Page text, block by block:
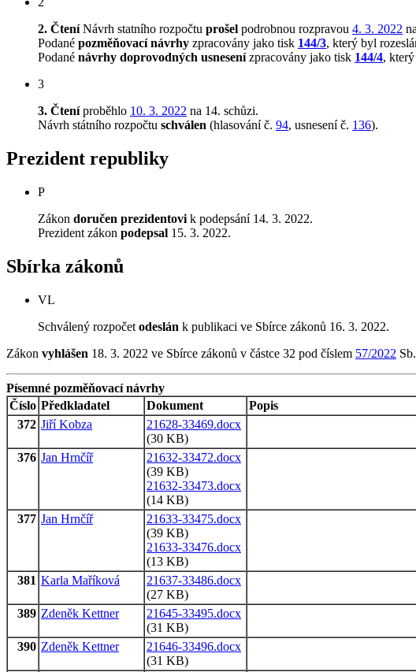
2. ČteníNávrh statního rozpočtu prošel podrobnou rozpravou 4. 3. 2022
Podané pozměňovací návrhy zpracovány jako tisk 144/3, který byl
Podané návrhy doprovodných usnesenízpracovány jako tisk 144/4,
3
3. Čteníproběhlo 10. 3. 2022 na 14. schůzi.
Návrh státního rozpočtu schválen (hlasování č. 94, usnesení č. 136).
Prezident republiky
P
Zákon doručen prezidentovi k podepsání 14. 3. 2022.
Prezident zákon podepsal 15. 3. 2022.
Sbírka zákonů
VL
Schválený rozpočet odeslán k publikaci ve Sbírce zákonů 16. 3. 2022.
Zákon vyhlášen 18. 3. 2022 ve Sbírce zákonů v částce 32 pod číslem 57/2022 Sb.
Písemné pozměňovací návrhy
Číslo Předkladatel Dokument Popis
372 Jiří Kobza
21628-33469.docx
(30 KB)
376 Jan Hrnčíř
21632-33472.docx
(39 KB)
21632-33473.docx
(14 KB)
377 Jan Hrnčíř
21633-33475.docx
(39 KB)
21633-33476.docx
(13 KB)
381 Karla Maříková
21637-33486.docx
(27 KB)
389 Zdeněk Kettner
21645-33495.docx
(31 KB)
390 Zdeněk Kettner
21646-33496.docx
(31 KB)